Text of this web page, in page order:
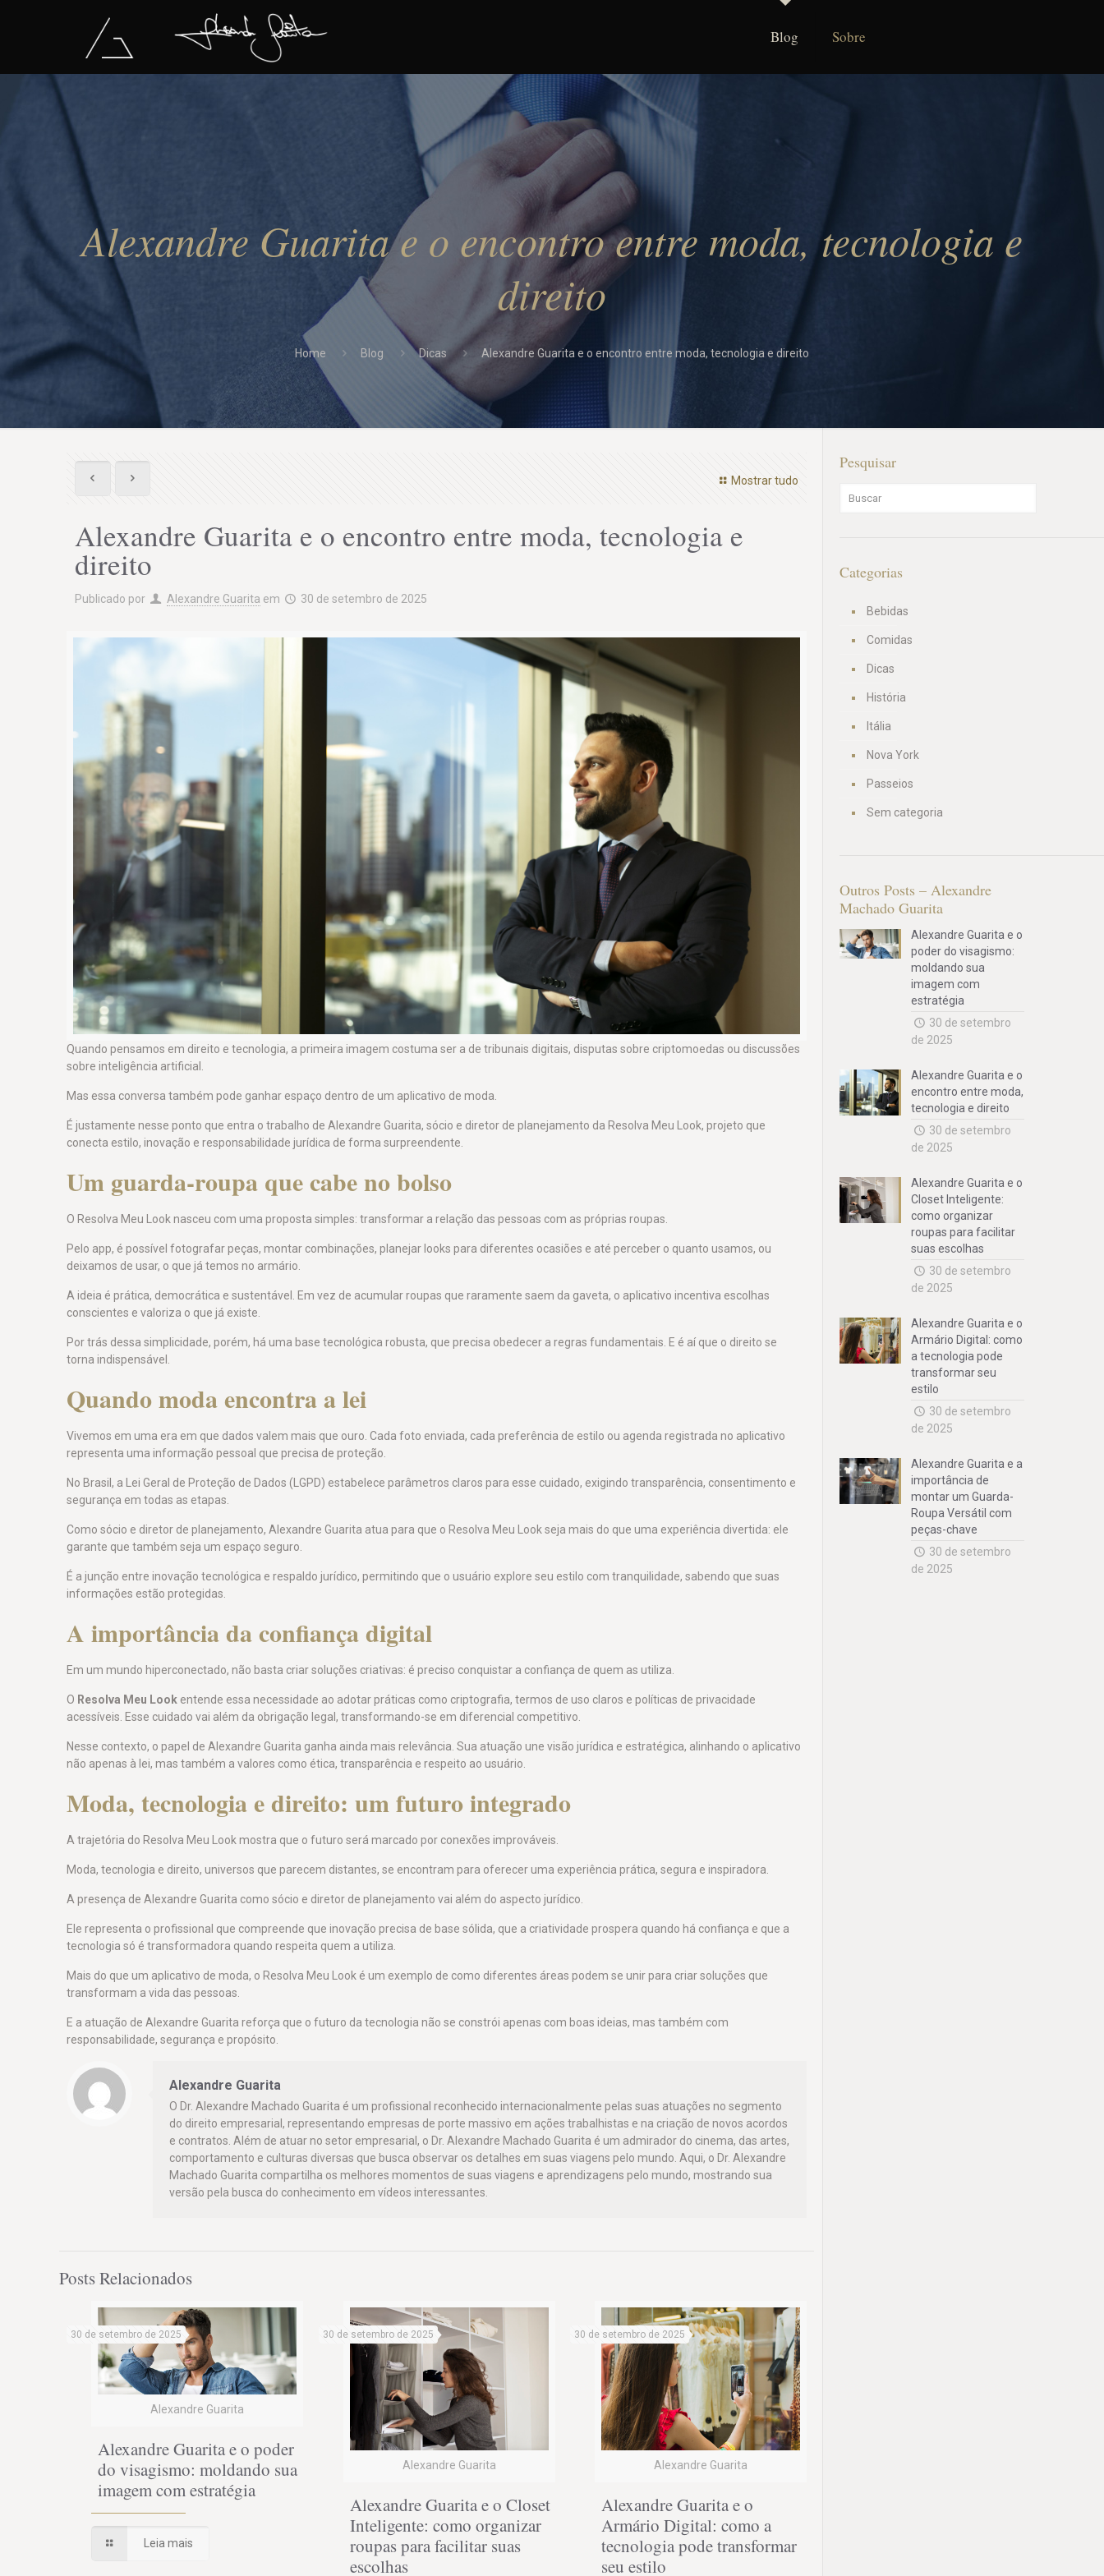
Blog Sobre
Alexandre Guarita e o encontro entre moda, tecnologia e
direito
Home Blog Dicas Alexandre Guarita e o encontro entre moda, tecnologia e direito
Mostrar tudo
Alexandre Guarita e o encontro entre moda, tecnologia e
direito
Publicado por Alexandre Guarita em 30 de setembro de 2025
Quando pensamos em direito e tecnologia, a primeira imagem costuma ser a de tribunais digitais, disputas sobre criptomoedas ou discussões
sobre inteligência artificial.
Mas essa conversa também pode ganhar espaço dentro de um aplicativo de moda.
É justamente nesse ponto que entra o trabalho de Alexandre Guarita, sócio e diretor de planejamento da Resolva Meu Look, projeto que
conecta estilo, inovação e responsabilidade jurídica de forma surpreendente.
Um guarda-roupa que cabe no bolso
O Resolva Meu Look nasceu com uma proposta simples: transformar a relação das pessoas com as próprias roupas.
Pelo app, é possível fotografar peças, montar combinações, planejar looks para diferentes ocasiões e até perceber o quanto usamos, ou
deixamos de usar, o que já temos no armário.
A ideia é prática, democrática e sustentável. Em vez de acumular roupas que raramente saem da gaveta, o aplicativo incentiva escolhas
conscientes e valoriza o que já existe.
Por trás dessa simplicidade, porém, há uma base tecnológica robusta, que precisa obedecer a regras fundamentais. E é aí que o direito se
torna indispensável.
Quando moda encontra a lei
Vivemos em uma era em que dados valem mais que ouro. Cada foto enviada, cada preferência de estilo ou agenda registrada no aplicativo
representa uma informação pessoal que precisa de proteção.
No Brasil, a Lei Geral de Proteção de Dados (LGPD) estabelece parâmetros claros para esse cuidado, exigindo transparência, consentimento e
segurança em todas as etapas.
Como sócio e diretor de planejamento, Alexandre Guarita atua para que o Resolva Meu Look seja mais do que uma experiência divertida: ele
garante que também seja um espaço seguro.
É a junção entre inovação tecnológica e respaldo jurídico, permitindo que o usuário explore seu estilo com tranquilidade, sabendo que suas
informações estão protegidas.
A importância da confiança digital
Em um mundo hiperconectado, não basta criar soluções criativas: é preciso conquistar a confiança de quem as utiliza.
O Resolva Meu Look entende essa necessidade ao adotar práticas como criptografia, termos de uso claros e políticas de privacidade
acessíveis. Esse cuidado vai além da obrigação legal, transformando-se em diferencial competitivo.
Nesse contexto, o papel de Alexandre Guarita ganha ainda mais relevância. Sua atuação une visão jurídica e estratégica, alinhando o aplicativo
não apenas à lei, mas também a valores como ética, transparência e respeito ao usuário.
Moda, tecnologia e direito: um futuro integrado
A trajetória do Resolva Meu Look mostra que o futuro será marcado por conexões improváveis.
Moda, tecnologia e direito, universos que parecem distantes, se encontram para oferecer uma experiência prática, segura e inspiradora.
A presença de Alexandre Guarita como sócio e diretor de planejamento vai além do aspecto jurídico.
Ele representa o profissional que compreende que inovação precisa de base sólida, que a criatividade prospera quando há confiança e que a
tecnologia só é transformadora quando respeita quem a utiliza.
Mais do que um aplicativo de moda, o Resolva Meu Look é um exemplo de como diferentes áreas podem se unir para criar soluções que
transformam a vida das pessoas.
E a atuação de Alexandre Guarita reforça que o futuro da tecnologia não se constrói apenas com boas ideias, mas também com
responsabilidade, segurança e propósito.
Alexandre Guarita
O Dr. Alexandre Machado Guarita é um profissional reconhecido internacionalmente pelas suas atuações no segmento
do direito empresarial, representando empresas de porte massivo em ações trabalhistas e na criação de novos acordos
e contratos. Além de atuar no setor empresarial, o Dr. Alexandre Machado Guarita é um admirador do cinema, das artes,
comportamento e culturas diversas que busca observar os detalhes em suas viagens pelo mundo. Aqui, o Dr. Alexandre
Machado Guarita compartilha os melhores momentos de suas viagens e aprendizagens pelo mundo, mostrando sua
versão pela busca do conhecimento em vídeos interessantes.
Posts Relacionados
Alexandre Guarita
30 de setembro de 2025
Alexandre Guarita e o poder
do visagismo: moldando sua
imagem com estratégia
Leia mais
Alexandre Guarita
30 de setembro de 2025
Alexandre Guarita e o Closet
Inteligente: como organizar
roupas para facilitar suas
escolhas
Alexandre Guarita
30 de setembro de 2025
Alexandre Guarita e o
Armário Digital: como a
tecnologia pode transformar
seu estilo
Pesquisar
Categorias
Bebidas
Comidas
Dicas
História
Itália
Nova York
Passeios
Sem categoria
Outros Posts – Alexandre
Machado Guarita
Alexandre Guarita e o
poder do visagismo:
moldando sua
imagem com
estratégia
30 de setembro
de 2025
Alexandre Guarita e o
encontro entre moda,
tecnologia e direito
30 de setembro
de 2025
Alexandre Guarita e o
Closet Inteligente:
como organizar
roupas para facilitar
suas escolhas
30 de setembro
de 2025
Alexandre Guarita e o
Armário Digital: como
a tecnologia pode
transformar seu
estilo
30 de setembro
de 2025
Alexandre Guarita e a
importância de
montar um Guarda-
Roupa Versátil com
peças-chave
30 de setembro
de 2025